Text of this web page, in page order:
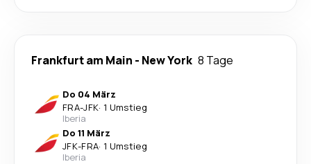
Frankfurt am Main - New York 8 Tage
Do 04 März
FRA-JFK· 1 Umstieg
Iberia
Do 11 März
JFK-FRA· 1 Umstieg
Iberia